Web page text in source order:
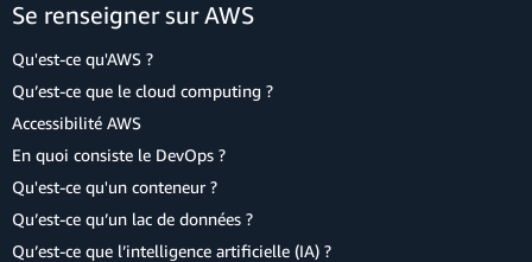
Se renseigner sur AWS
Qu'est-ce qu'AWS ?
Qu’est-ce que le cloud computing ?
Accessibilité AWS
En quoi consiste le DevOps ?
Qu'est-ce qu'un conteneur ?
Qu’est-ce qu’un lac de données ?
Qu’est-ce que l’intelligence artificielle (IA) ?